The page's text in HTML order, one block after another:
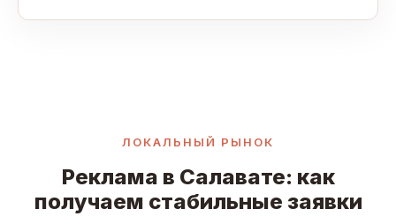
ЛОКАЛЬНЫЙ РЫНОК
Реклама в Салавате: как
получаем стабильные заявки